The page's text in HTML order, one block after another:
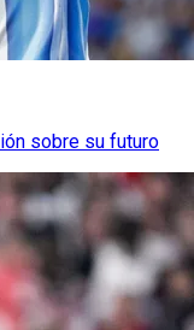
sobre su futuro